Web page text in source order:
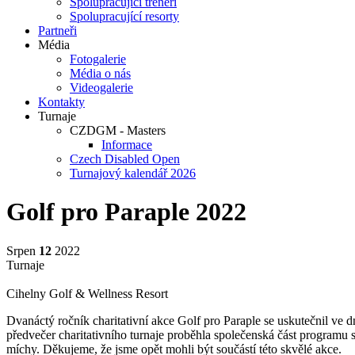
Spolupracující resorty
Partneři
Média
Fotogalerie
Média o nás
Videogalerie
Kontakty
Turnaje
CZDGM - Masters
Informace
Czech Disabled Open
Turnajový kalendář 2026
Golf pro Paraple 2022
Srpen 12 2022
Turnaje
Cihelny Golf & Wellness Resort
Dvanáctý ročník charitativní akce Golf pro Paraple se uskutečnil ve
předvečer charitativního turnaje proběhla společenská část
míchy. Děkujeme, že jsme opět mohli být součástí této skvělé akce.